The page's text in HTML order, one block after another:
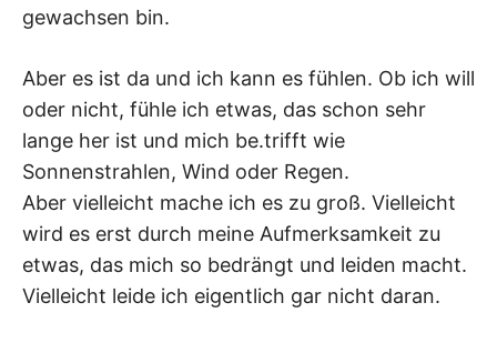
gewachsen bin.
Aber es ist da und ich kann es fühlen. Ob ich will
oder nicht, fühle ich etwas, das schon sehr
lange her ist und mich be.trifft wie
Sonnenstrahlen, Wind oder Regen.
Aber vielleicht mache ich es zu groß. Vielleicht
wird es erst durch meine Aufmerksamkeit zu
etwas, das mich so bedrängt und leiden macht.
Vielleicht leide ich eigentlich gar nicht daran.